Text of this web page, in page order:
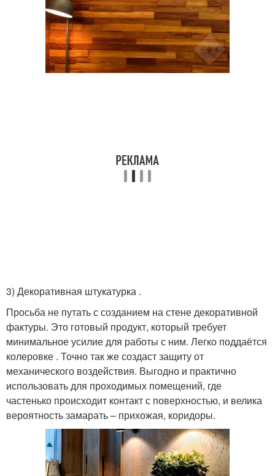
3) Декоративная штукатурка .
Просьба не путать с созданием на стене декоративной
фактуры. Это готовый продукт, который требует
минимальное усилие для работы с ним. Легко поддаётся
колеровке . Точно так же создаст защиту от
механического воздействия. Выгодно и практично
использовать для проходимых помещений, где
частенько происходит контакт с поверхностью, и велика
вероятность замарать – прихожая, коридоры.